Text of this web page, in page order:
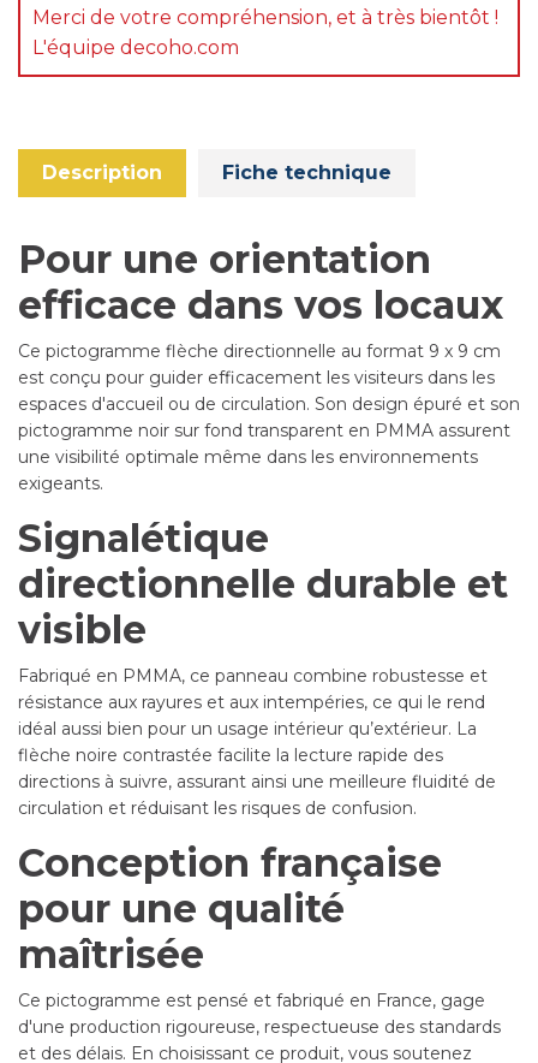
Merci de votre compréhension, et à très bientôt !
L'équipe decoho.com
Description Fiche technique
Pour une orientation
efficace dans vos locaux
Ce pictogramme flèche directionnelle au format 9 x 9 cm
est conçu pour guider efficacement les visiteurs dans les
espaces d'accueil ou de circulation. Son design épuré et son
pictogramme noir sur fond transparent en PMMA assurent
une visibilité optimale même dans les environnements
exigeants.
Signalétique
directionnelle durable et
visible
Fabriqué en PMMA, ce panneau combine robustesse et
résistance aux rayures et aux intempéries, ce qui le rend
idéal aussi bien pour un usage intérieur qu’extérieur. La
flèche noire contrastée facilite la lecture rapide des
directions à suivre, assurant ainsi une meilleure fluidité de
circulation et réduisant les risques de confusion.
Conception française
pour une qualité
maîtrisée
Ce pictogramme est pensé et fabriqué en France, gage
d'une production rigoureuse, respectueuse des standards
et des délais. En choisissant ce produit, vous soutenez